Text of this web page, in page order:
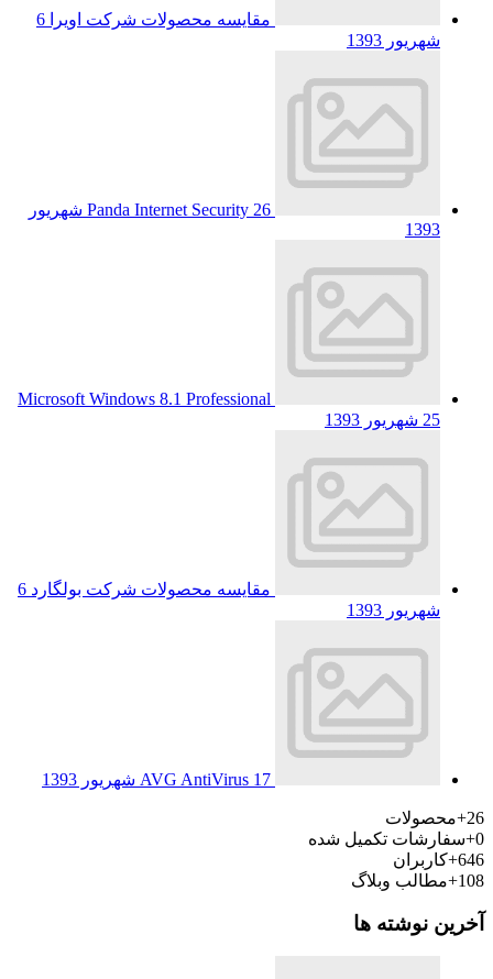
مقایسه محصولات شرکت اویرا 6
شهریور 1393
Panda Internet Security 26 شهریور
1393
Microsoft Windows 8.1 Professional
25 شهریور 1393
مقایسه محصولات شرکت بولگارد 6
شهریور 1393
AVG AntiVirus 17 شهریور 1393
26+
محصولات
0+ سفارشات تکمیل شده
646+ کاربران
108+
مطالب وبلاگ
آخرین نوشته ها